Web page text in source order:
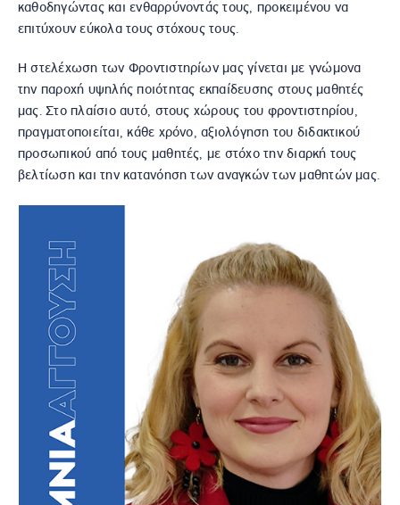
καθοδηγώντας και ενθαρρύνοντάς τους, προκειμένου να
επιτύχουν εύκολα τους στόχους τους.
Η στελέχωση των Φροντιστηρίων μας γίνεται με γνώμονα
την παροχή υψηλής ποιότητας εκπαίδευσης στους μαθητές
μας. Στο πλαίσιο αυτό, στους χώρους του φροντιστηρίου,
πραγματοποιείται, κάθε χρόνο, αξιολόγηση του διδακτικού
προσωπικού από τους μαθητές, με στόχο την διαρκή τους
βελτίωση και την κατανόηση των αναγκών των μαθητών μας.
Πολύμνια
Αγγούση
Η ιδιότητα μου:
Απόφοιτη της φιλοσοφικής σχολής
του Αριστοτελείου Πανεπιστημίου Θεσσαλονίκης και
κάτοχος δύο τίτλων μεταπτυχιακών σπουδών στις
ανθρωπιστικές επιστήμες του Α.Π.Θ. και του
Πανεπιστημίου Μακεδονίας.
Η εμπειρία μου:
Εργάζομαι στον χώρο της
Δευτεροβάθμιας εκπαίδευσης από το 2004 με
γνώμονα την παιδευτική αλληλεπίδραση με τον/την